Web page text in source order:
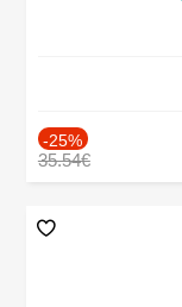
-25%
35.54€